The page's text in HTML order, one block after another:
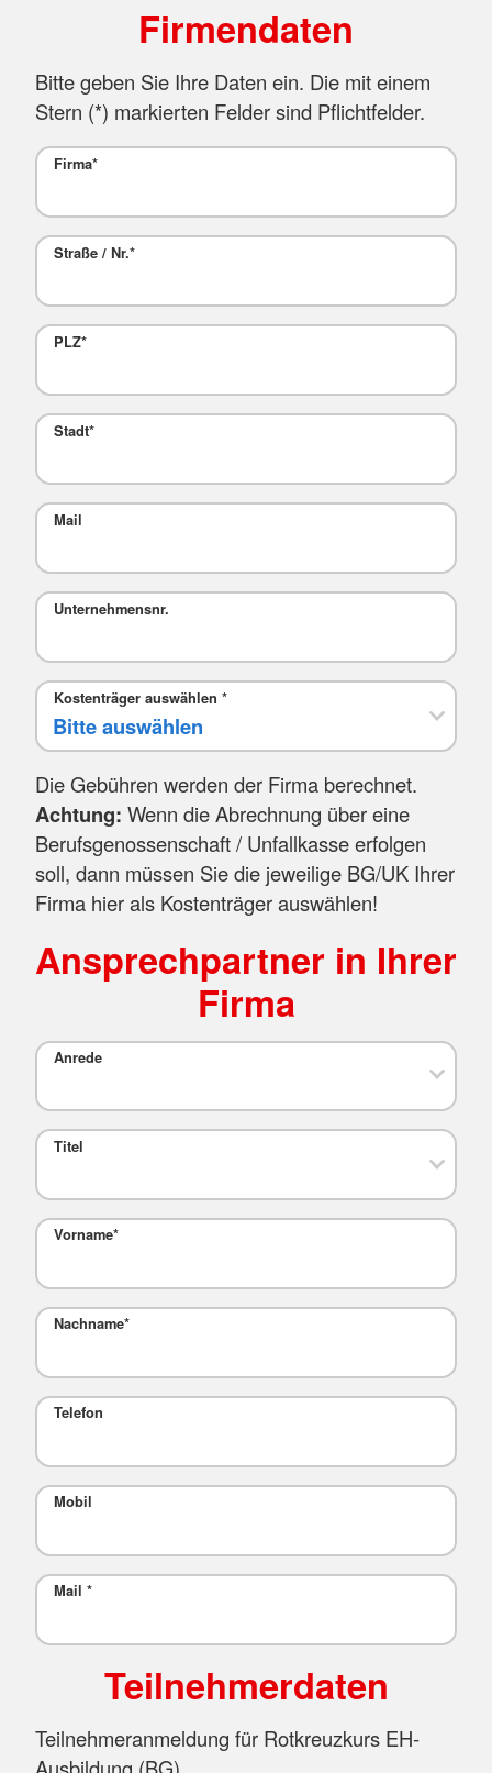
Firmendaten
Bitte geben Sie Ihre Daten ein. Die mit einem
Stern (*) markierten Felder sind Pflichtfelder.
Firma*
Straße / Nr.*
PLZ*
Stadt*
Mail
Unternehmensnr.
Kostenträger auswählen *
Die Gebühren werden der Firma berechnet.
Achtung: Wenn die Abrechnung über eine
Berufsgenossenschaft / Unfallkasse erfolgen
soll, dann müssen Sie die jeweilige BG/UK Ihrer
Firma hier als Kostenträger auswählen!
Ansprechpartner in Ihrer
Firma
Anrede
Titel
Vorname*
Nachname*
Telefon
Mobil
Mail *
Teilnehmerdaten
Teilnehmeranmeldung für Rotkreuzkurs EH-
Ausbildung (BG)